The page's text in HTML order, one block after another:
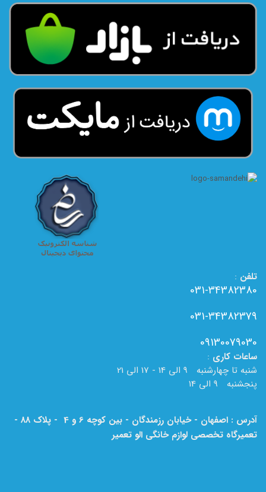
تلفن :
031-34382380
031-34382379
09130079030
ساعات کاری :
شنبه تا چهارشنبه 9 الی 14 - 17 الی 21
پنجشنبه 9 الی 14
آدرس : اصفهان - خیابان رزمندگان - بین کوچه 6 و 4 - پلاک 88 -
تعمیرگاه تخصصی لوازم خانگی الو تعمیر